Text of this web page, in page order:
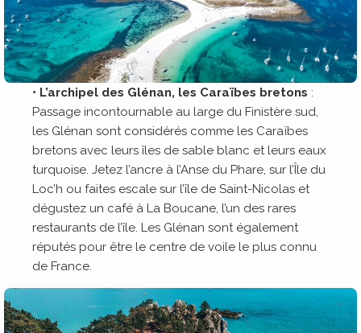
• L’archipel des Glénan, les Caraïbes bretons :
Passage incontournable au large du Finistère sud,
les Glénan sont considérés comme les Caraïbes
bretons avec leurs îles de sable blanc et leurs eaux
turquoise. Jetez l’ancre à l’Anse du Phare, sur l’Île du
Loc’h ou faites escale sur l’île de Saint-Nicolas et
dégustez un café à La Boucane, l’un des rares
restaurants de l’île. Les Glénan sont également
réputés pour être le centre de voile le plus connu
de France.